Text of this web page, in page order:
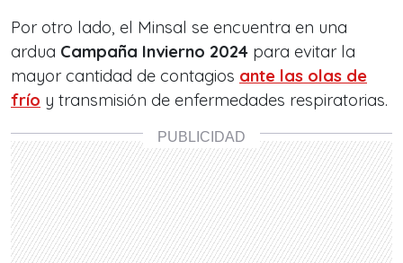
Por otro lado, el Minsal se encuentra en una
ardua Campaña Invierno 2024 para evitar la
mayor cantidad de contagios ante las olas de
frío y transmisión de enfermedades respiratorias.